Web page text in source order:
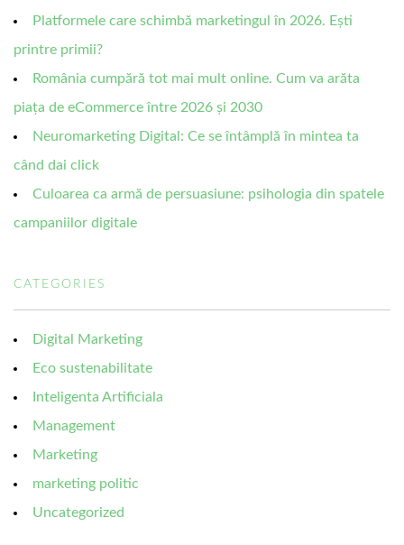
Platformele care schimbă marketingul în 2026. Ești
printre primii?
România cumpără tot mai mult online. Cum va arăta
piața de eCommerce între 2026 și 2030
Neuromarketing Digital: Ce se întâmplă în mintea ta
când dai click
Culoarea ca armă de persuasiune: psihologia din spatele
campaniilor digitale
CATEGORIES
Digital Marketing
Eco sustenabilitate
Inteligenta Artificiala
Management
Marketing
marketing politic
Uncategorized